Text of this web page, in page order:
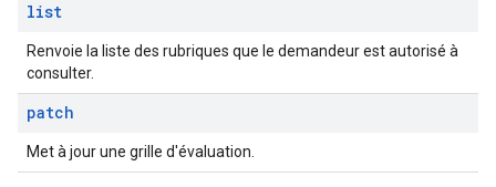
list
Renvoie la liste des rubriques que le demandeur est autorisé à
consulter.
patch
Met à jour une grille d'évaluation.